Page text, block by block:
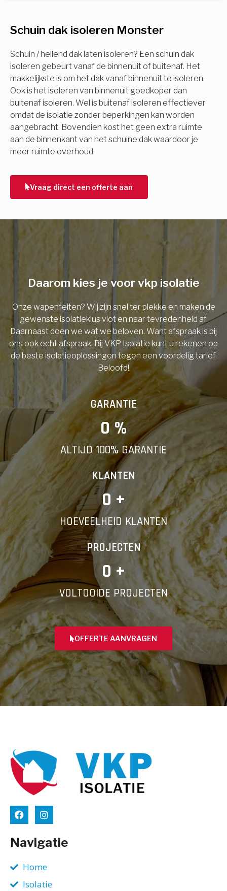
Schuin dak isoleren Monster
Schuin / hellend dak laten isoleren? Een schuin dak
isoleren gebeurt vanaf de binnenuit of buitenaf. Het
makkelijkste is om het dak vanaf binnenuit te isoleren.
Ook is het isoleren van binnenuit goedkoper dan
buitenaf isoleren. Wel is buitenaf isoleren effectiever
omdat de isolatie zonder beperkingen kan worden
aangebracht. Bovendien kost het geen extra ruimte
aan de binnenkant van het schuine dak waardoor je
meer ruimte overhoud.
Vraag direct een offerte aan
Isolatiemaatregel
Spouwisolatie
Vloerisolatie
Dakisolatie
Gevelisolatie
Vorige Volgende
subsidie!
Vul uw gegevens in en ontvang nu direct uw
berekening per mail.
Voornaam
Telefoonnummer
Vorige
Daarom kies je voor vkp isolatie
Onze wapenfeiten? Wij zijn snel ter plekke en maken de
gewenste isolatieklus vlot en naar tevredenheid af.
Daarnaast doen we wat we beloven. Want afspraak is bij
ons ook echt afspraak. Bij VKP Isolatie kunt u rekenen op
de beste isolatieoplossingen tegen een voordelig tarief.
Beloofd!
GARANTIE
0 %
ALTIJD 100% GARANTIE
KLANTEN
0 +
HOEVEELHEID KLANTEN
PROJECTEN
0 +
VOLTOOIDE PROJECTEN
OFFERTE AANVRAGEN
Navigatie
Home
Isolatie